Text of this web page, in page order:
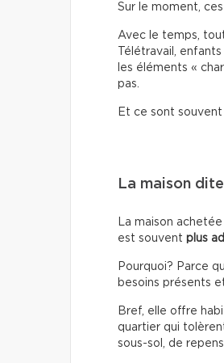
Sur le moment,
Avec le temps,
Télétravail,
les éléments «
pas.
Et ce sont
La maison
La maison
est souvent plus
Pourquoi? Parce
besoins présents
Bref, elle offre
quartier qui
sous-sol, de